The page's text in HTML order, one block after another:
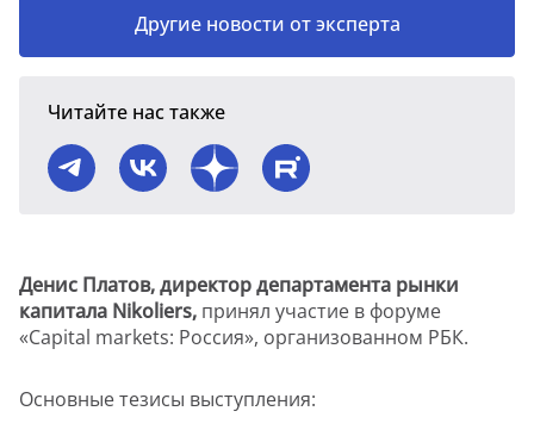
Другие новости от эксперта
Читайте нас также
Денис Платов, директор департамента рынки
капитала Nikoliers, принял участие в форуме
«Capital markets: Россия», организованном РБК.
Основные тезисы выступления: